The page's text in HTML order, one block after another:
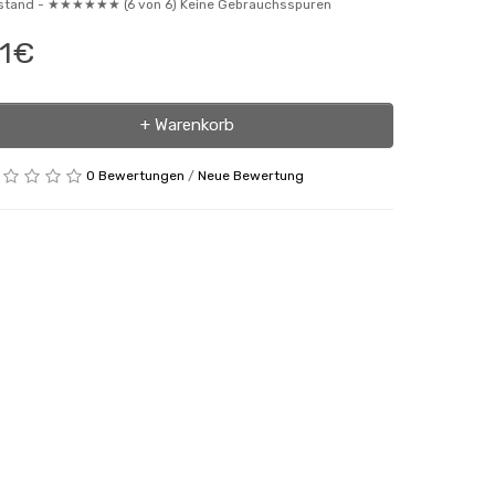
- ★★★★★★ (6 von 6) Keine Gebrauchsspuren
+ Warenkorb
0 Bewertungen / Neue Bewertung